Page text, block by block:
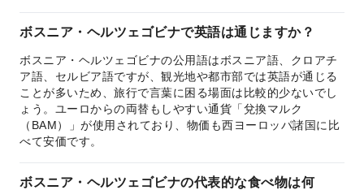
ボスニア・ヘルツェゴビナで英語は通じますか？
ボスニア・ヘルツェゴビナの公用語はボスニア語、クロアチ
ア語、セルビア語ですが、観光地や都市部では英語が通じる
ことが多いため、旅行で言葉に困る場面は比較的少ないでし
ょう。ユーロからの両替もしやすい通貨「兌換マルク
（BAM）」が使用されており、物価も西ヨーロッパ諸国に比
べて安価です。
ボスニア・ヘルツェゴビナの代表的な食べ物は何